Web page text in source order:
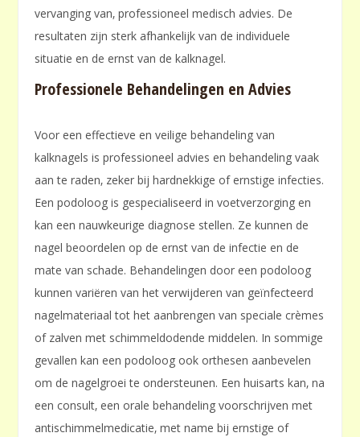
vervanging van‚ professioneel medisch advies. De
resultaten zijn sterk afhankelijk van de individuele
situatie en de ernst van de kalknagel.
Professionele Behandelingen en Advies
Voor een effectieve en veilige behandeling van
kalknagels is professioneel advies en behandeling vaak
aan te raden‚ zeker bij hardnekkige of ernstige infecties.
Een podoloog is gespecialiseerd in voetverzorging en
kan een nauwkeurige diagnose stellen. Ze kunnen de
nagel beoordelen op de ernst van de infectie en de
mate van schade. Behandelingen door een podoloog
kunnen variëren van het verwijderen van geïnfecteerd
nagelmateriaal tot het aanbrengen van speciale crèmes
of zalven met schimmeldodende middelen. In sommige
gevallen kan een podoloog ook orthesen aanbevelen
om de nagelgroei te ondersteunen. Een huisarts kan‚ na
een consult‚ een orale behandeling voorschrijven met
antischimmelmedicatie‚ met name bij ernstige of